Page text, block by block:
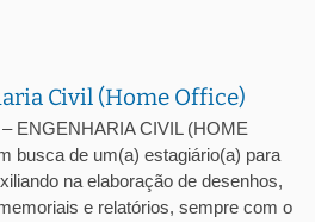
Civil (Home Office)
ENGENHARIA CIVIL (HOME
busca de um(a) estagiário(a) para
na elaboração de desenhos,
e relatórios, sempre com o